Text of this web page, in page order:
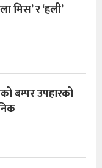
र ‘हली’
बम्पर उपहारको